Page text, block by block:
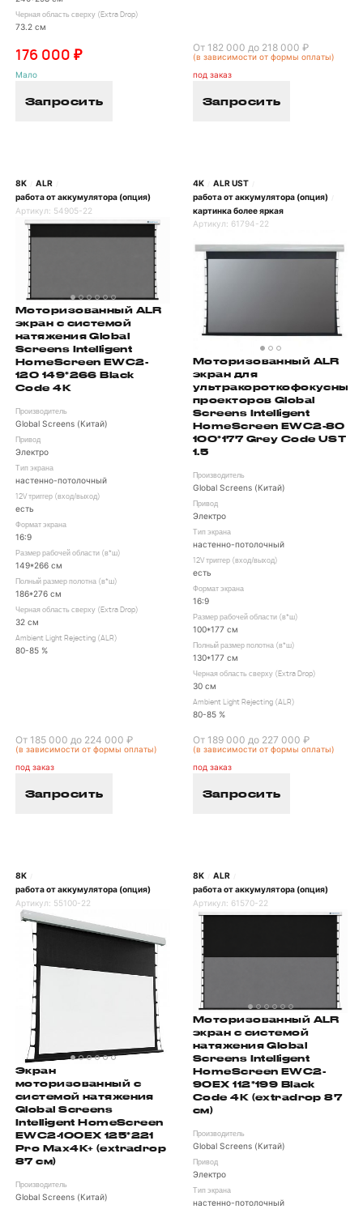
Черная область сверху (Extra Drop)
73.2 см
176 000 ₽
Мало
Запросить
От 182 000 до 218 000 ₽
(в зависимости от формы оплаты)
под заказ
Запросить
8K ALR
работа от аккумулятора (опция)
Артикул: 54905-22
Моторизованный ALR
экран с системой
натяжения Global
Screens Intelligent
HomeScreen EWC2-
120 149*266 Black
Code 4K
Производитель
Global Screens (Китай)
Привод
Электро
Тип экрана
настенно-потолочный
12V триггер (вход/выход)
есть
Формат экрана
16:9
Размер рабочей области (в*ш)
149*266 см
Полный размер полотна (в*ш)
186*276 см
Черная область сверху (Extra Drop)
32 см
Ambient Light Rejecting (ALR)
80-85 %
От 185 000 до 224 000 ₽
(в зависимости от формы оплаты)
под заказ
Запросить
4K ALR UST
работа от аккумулятора (опция)
картинка более яркая
Артикул: 61794-22
Моторизованный ALR
экран для
ультракороткофокусных
проекторов Global
Screens Intelligent
HomeScreen EWC2-80
100*177 Grey Code UST
1.5
Производитель
Global Screens (Китай)
Привод
Электро
Тип экрана
настенно-потолочный
12V триггер (вход/выход)
есть
Формат экрана
16:9
Размер рабочей области (в*ш)
100*177 см
Полный размер полотна (в*ш)
130*177 см
Черная область сверху (Extra Drop)
30 см
Ambient Light Rejecting (ALR)
80-85 %
От 189 000 до 227 000 ₽
(в зависимости от формы оплаты)
под заказ
Запросить
8K
работа от аккумулятора (опция)
Артикул: 55100-22
Экран
моторизованный с
системой натяжения
Global Screens
Intelligent HomeScreen
EWC2-100EX 125*221
Pro Max4K+ (extradrop
87 см)
Производитель
Global Screens (Китай)
8K ALR
работа от аккумулятора (опция)
Артикул: 61570-22
Моторизованный ALR
экран с системой
натяжения Global
Screens Intelligent
HomeScreen EWC2-
90EX 112*199 Black
Code 4K (extradrop 87
см)
Производитель
Global Screens (Китай)
Привод
Электро
Тип экрана
настенно-потолочный